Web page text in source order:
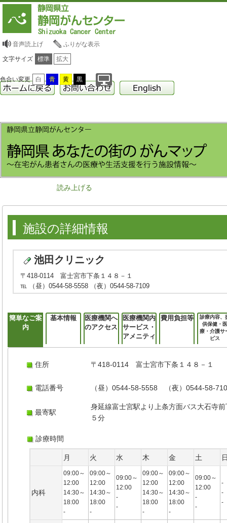
音声読上げ ふりがな表示
文字サイズ 標準 拡大
色合い変更 白 青 黄 黒
読み上げる
施設の詳細情報
池田クリニック
〒418-0114 富士宮市下条１４８－１
℡ （昼）0544-58-5558 （夜）0544-58-7109
簡単なご案
内
基本情報
医療機関へ
のアクセス
医療機関内
サービス・
アメニティ
費用負担等
診療内容、
供保健・
療・介護サ
ビス
住所 〒418-0114 富士宮市下条１４８－１
電話番号 （昼）0544-58-5558 （夜）0544-58-
最寄駅
身延線富士宮駅より上条方面バス大石寺
５分
診療時間
月 火 水 木 金 土
内科
09:00～
12:00
14:30～
18:00
-
09:00～
12:00
14:30～
18:00
-
09:00～
12:00
-
-
09:00～
12:00
14:30～
18:00
-
09:00～
12:00
14:30～
18:00
-
09:00～
12:00
-
-
-
-
-